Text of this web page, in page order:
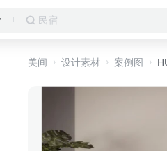
落地窗
美间 设计素材 案例图